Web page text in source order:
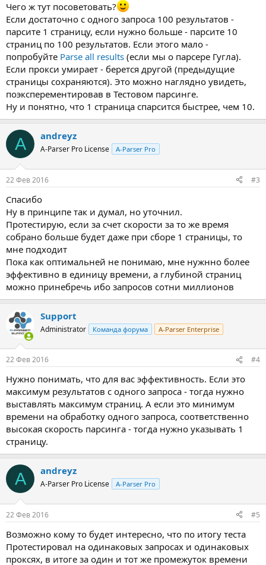
Чего ж тут посоветовать?
Если достаточно с одного запроса 100 результатов -
парсите 1 страницу, если нужно больше - парсите 10
страниц по 100 результатов. Если этого мало -
попробуйте Parse all results (если мы о парсере Гугла).
Если прокси умирает - берется другой (предыдущие
страницы сохраняются). Это можно наглядно увидеть,
поэксперементировав в Тестовом парсинге.
Ну и понятно, что 1 страница спарсится быстрее, чем 10.
A andreyz
A-Parser Pro License A-Parser Pro
22 Фев 2016 #3
Спасибо
Ну в принципе так и думал, но уточнил.
Протестирую, если за счет скорости за то же время
собрано больше будет даже при сборе 1 страницы, то
мне подходит
Пока как оптимальней не понимаю, мне нужнно более
эффективно в единицу времени, а глубиной страниц
можно принебречь ибо запросов сотни миллионов
Support
Administrator Команда форума A-Parser Enterprise
22 Фев 2016 #4
Нужно понимать, что для вас эффективность. Если это
максимум результатов с одного запроса - тогда нужно
выставлять максимум страниц. А если это минимум
времени на обработку одного запроса, соответственно
высокая скорость парсинга - тогда нужно указывать 1
страницу.
A andreyz
A-Parser Pro License A-Parser Pro
22 Фев 2016 #5
Возможно кому то будет интересно, что по итогу теста
Протестировал на одинаковых запросах и одинаковых
проксях, в итоге за один и тот же промежуток времени